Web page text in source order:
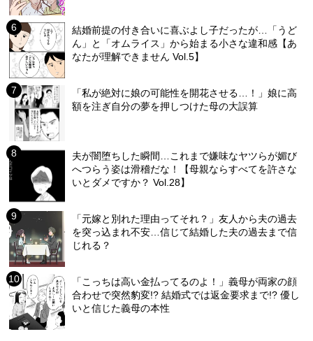
結婚前提の付き合いに喜ぶよし子だったが…「うど
ん」と「オムライス」から始まる小さな違和感【あ
なたが理解できません Vol.5】
「私が絶対に娘の可能性を開花させる…！」娘に高
額を注ぎ自分の夢を押しつけた母の大誤算
夫が闇堕ちした瞬間…これまで嫌味なヤツらが媚び
へつらう姿は滑稽だな！【母親ならすべてを許さな
いとダメですか？ Vol.28】
「元嫁と別れた理由ってそれ？」友人から夫の過去
を突っ込まれ不安…信じて結婚した夫の過去まで信
じれる？
「こっちは高い金払ってるのよ！」義母が両家の顔
合わせで突然豹変!? 結婚式では返金要求まで!? 優し
いと信じた義母の本性